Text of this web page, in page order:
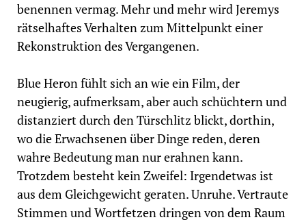
benennen vermag. Mehr und mehr wird Jeremys
rätselhaftes Verhalten zum Mittelpunkt einer
Rekonstruktion des Vergangenen.
Blue Heron fühlt sich an wie ein Film, der
neugierig, aufmerksam, aber auch schüchtern und
distanziert durch den Türschlitz blickt, dorthin,
wo die Erwachsenen über Dinge reden, deren
wahre Bedeutung man nur erahnen kann.
Trotzdem besteht kein Zweifel: Irgendetwas ist
aus dem Gleichgewicht geraten. Unruhe. Vertraute
Stimmen und Wortfetzen dringen von dem Raum